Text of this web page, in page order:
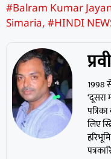
#Balram Kumar
Simaria, #HINDI
1998
‘दूसरा
लिए